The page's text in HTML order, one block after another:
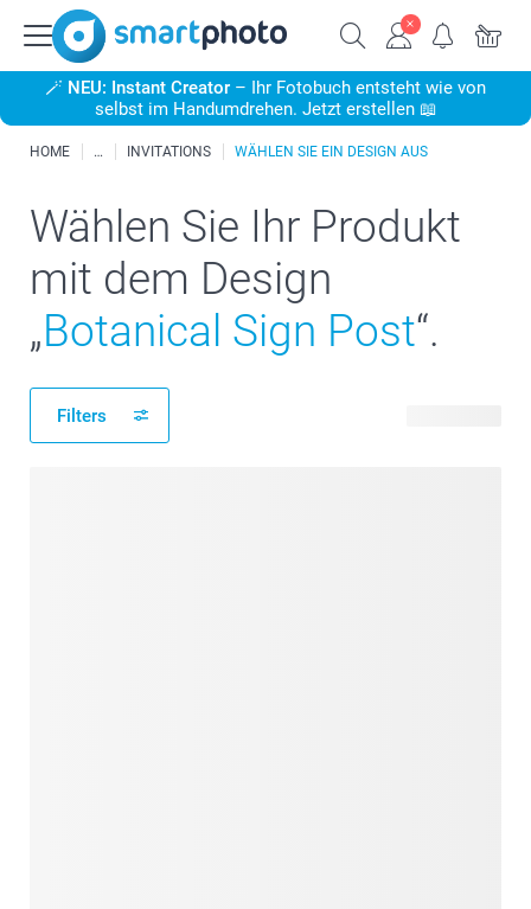
🪄 NEU: Instant Creator – Ihr Fotobuch entsteht wie von
selbst im Handumdrehen. Jetzt erstellen 📖
HOME INVITATIONS WÄHLEN SIE EIN DESIGN AUS
Wählen Sie Ihr Produkt
mit dem Design
„Botanical Sign Post“.
Filters